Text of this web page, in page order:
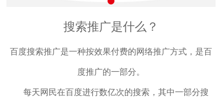
搜索推广是什么？
百度搜索推广是一种按效果付费的网络推广方式，是百
度推广的一部分。
每天网民在百度进行数亿次的搜索，其中一部分搜